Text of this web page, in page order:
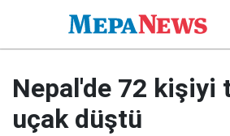
Nepal'de 72 kişiyi
uçak düştü